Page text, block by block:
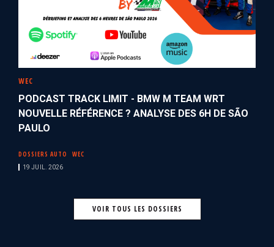
WEC
PODCAST TRACK LIMIT - BMW M TEAM WRT
NOUVELLE RÉFÉRENCE ? ANALYSE DES 6H DE SÃO
PAULO
DOSSIERS AUTO WEC
19 JUIL. 2026
VOIR TOUS LES DOSSIERS